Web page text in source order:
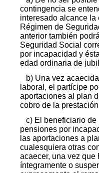
contingencia se
interesado alcance la
Régimen de
anterior también
Seguridad Social
por incapacidad y
edad ordinaria de
b) Una vez
laboral, el partícipe
aportaciones al plan
cobro de la
c) El beneficiario
pensiones por
las aportaciones a
cualesquiera otras
acaecer, una vez
íntegramente o